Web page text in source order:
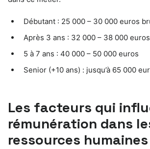
Débutant : 25 000 – 30 000 euros
Après 3 ans : 32 000 – 38 000 euros
5 à 7 ans : 40 000 – 50 000 euros
Senior (+10 ans) : jusqu’à 65 000
Les facteurs qui
rémunération dans
ressources humaines